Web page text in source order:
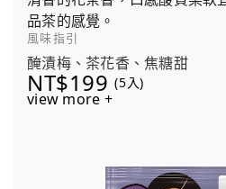
品茶的感覺。
風味指引
醃漬梅、茶花香、焦糖甜
NT$199 (5入)
view more +